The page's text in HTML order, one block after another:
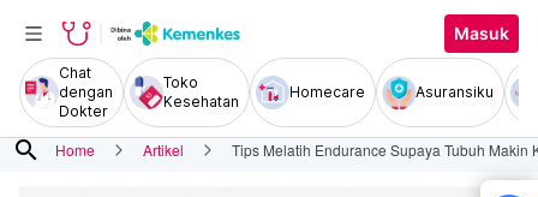
Masuk
Chat
dengan
Dokter
Toko
Kesehatan
Homecare Asuransiku
search Home Artikel Tips Melatih Endurance Supaya Tubuh Makin